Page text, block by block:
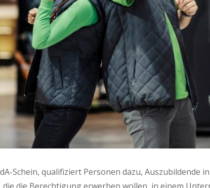
Schein, qua­li­fi­ziert Per­so­nen dazu, Aus­zu­bil­den­de